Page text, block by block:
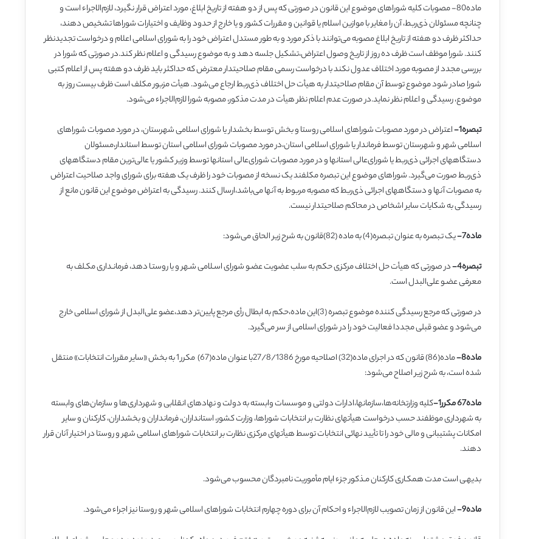
ماده80- مصوبات کلیه شوراهای موضوع این قانون در صورتی که پس از دو هفته از تاریخ ابلاغ، مورد اعتراض قرار نگیرد، لازم‌الاجراء است و
چنانچه مسئولان ذی‌ربط، آن را مغایر با موازین اسلام یا قوانین و مقررات کشور و یا خارج از حدود وظایف و اختیارات شوراها تشخیص دهند،
حداکثر ظرف دو هفته از تاریخ ابلاغ مصوبه می‌توانند با ذکر مورد و به طور مستدل اعتراض خود را به شورای اسلامی اعلام و درخواست تجدیدنظر
کنند. شورا موظف است ظرف ده روز از تاریخ وصول اعتراض،تشکیل جلسه دهد و به موضوع رسیدگی و اعلام نظر کند.در صورتی که شورا در
بررسی مجدد از مصوبه مورد اختلاف عدول نکند با درخواست رسمی مقام صلاحیتدار معترض که حداکثر باید ظرف دو هفته پس از اعلام کتبی
شورا صادر شود موضوع توسط آن مقام صلاحیتدار به هیأت حل اختلاف ذی‌ربط ارجاع می‌شود. هیأت مزبور مکلف است ظرف بیست روز به
موضوع، رسیدگی و اعلام نظر نماید.در صورت عدم اعلام نظر هیأت در مدت مذکور، مصوبه شورا لازم‌الاجراء می‌شود.
تبصره1-
اعتراض در مورد مصوبات شوراهای اسلامی روستا و بخش توسط بخشدار یا شورای اسلامی شهرستان، در مورد مصوبات شوراهای
اسلامی شهر و شهرستان توسط فرماندار یا شورای اسلامی استان،در مورد مصوبات شورای اسلامی استان توسط استاندار،مسئولان
دستگاههای اجرائی ذی‌ربط یا شورای‌عالی استانها و در مورد مصوبات شورای‌عالی استانها توسط وزیر کشور یا عالی‌ترین مقام دستگاههای
ذی‌ربط صورت می‌گیرد. شوراهای موضوع این تبصره مکلفند یک نسخه از مصوبات خود را ظرف یک هفته برای شورای واجد صلاحیت اعتراض
به مصوبات آنها و دستگاههای اجرائی ذی‌ربط که مصوبه مربوط به آنها می‌باشد،ارسال کنند. رسیدگی به اعتراض موضوع این قانون مانع از
رسیدگی به شکایات سایر اشخاص در محاکم صلاحیتدار نیست.
ماده7- یک تـبصره به عنوان تبـصره(4) به ماده (82)قانون به شرح زیر الحاق می‌شود:
تبصره4-
در صورتی که هیأت حل اختلاف مرکزی حکم به سلب عضویت عضـو شورای اسـلامی شـهر و یا روستـا دهد، فرمانـداری مکـلف به
معرفی عضـو علی‌البدل است.
در صورتی که مرجع رسیدگی کننده موضوع تبصره (3)این ماده،حکم به ابطال رأی مرجع پایین‌تر دهد،عضو علی‌البدل از شورای اسلامی خارج
می‌شود و عضو قبلی مجددا فعالیت خود را در شورای اسلامی از سر می‌گیرد.
ماده8-
ماده(86) قانون که در اجرای ماده(32) اصلاحیه مورخ 27/8/1386با عنوان ماده(67) مکرر 1 به بخش «سایر مقررات انتخابات» منتقل
شده است، به شرح زیر اصلاح می‌شود:
ماده67 مکرر1-
کلیه وزارتخانه‌ها،سازمانها،ادارات دولتی و موسسات وابسته به دولت و نهادهای انقلابی و شهرداری‌ها و سازمان‌های وابسته
به شهرداری موظفند حسب درخواست هیأتهای نظارت بر انتخابات شوراها، وزارت کشور، استانداران، فرمانداران و بخشداران، کارکنان و سایر
امکانات پشتیبانی و مالی خود را تا تأیید نهائی انتخابات توسط هیأتهای مرکزی نظارت بر انتخابات شوراهای اسلامی شهر و روستا در اختیار آنان قرار
دهند.
بدیهـی است مدت همکـاری کارکنان مـذکور جزء ایام مأموریت نامبردگان محسوب می‌شود.
ماده9- این قانون از زمان تصویب لازم‌الاجراء و احکام آن برای دوره چهارم انتخابات شوراهای اسلامی شهر و روستا نیز اجراء می‌شود.